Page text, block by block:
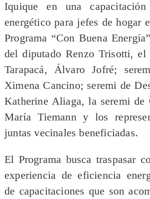
Iquique en una
energético para jefes de hogar
Programa “Con Buena
del diputado Renzo Trisotti, el
Tarapacá, Álvaro Jofré;
Ximena Cancino; seremi de
Katherine Aliaga, la seremi de
María Tiemann y los
juntas vecinales beneficiadas.
El Programa busca traspasar
experiencia de eficiencia
de capacitaciones que son